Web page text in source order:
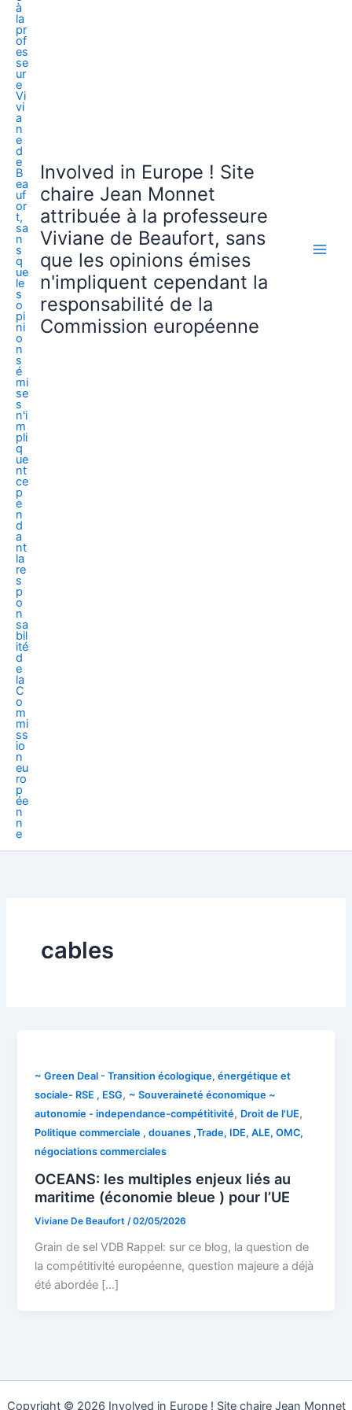
Involved in Europe ! Site
chaire Jean Monnet
attribuée à la professeure
Viviane de Beaufort, sans
que les opinions émises
n'impliquent cependant la
responsabilité de la
Commission européenne
cables
~ Green Deal - Transition écologique, énergétique et
sociale- RSE , ESG, ~ Souveraineté économique ~
autonomie - independance-compétitivité, Droit de l'UE,
Politique commerciale , douanes ,Trade, IDE, ALE, OMC,
négociations commerciales
OCEANS: les multiples enjeux liés au
maritime (économie bleue ) pour l’UE
Viviane De Beaufort /02/05/2026
Grain de sel VDB Rappel: sur ce blog, la question de
la compétitivité européenne, question majeure a déjà
été abordée […]
Copyright © 2026 Involved in Europe ! Site chaire Jean Monnet